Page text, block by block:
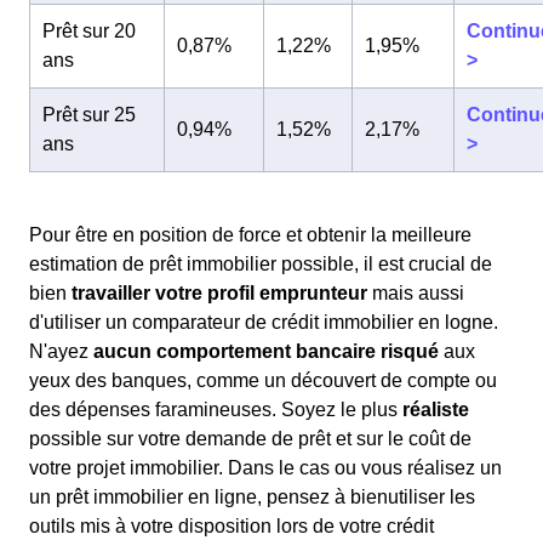
Prêt sur 20
ans
0,87% 1,22% 1,95%
>
Prêt sur 25
ans
0,94% 1,52% 2,17%
>
Pour être en position de force et obtenir la meilleure
estimation de prêt immobilier possible, il est crucial de
bien travailler votre profil emprunteur mais aussi
d'utiliser un comparateur de crédit immobilier en logne.
N'ayez aucun comportement bancaire risqué aux
yeux des banques, comme un découvert de compte ou
des dépenses faramineuses. Soyez le plus réaliste
possible sur votre demande de prêt et sur le coût de
votre projet immobilier. Dans le cas ou vous réalisez un
un prêt immobilier en ligne, pensez à bienutiliser les
outils mis à votre disposition lors de votre crédit